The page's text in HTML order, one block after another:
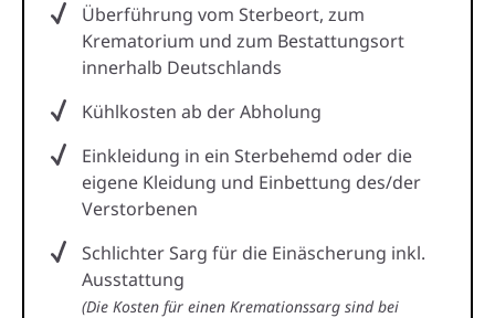
Überführung vom Sterbeort, zum
Krematorium und zum Bestattungsort
innerhalb Deutschlands
Kühlkosten ab der Abholung
Einkleidung in ein Sterbehemd oder die
eigene Kleidung und Einbettung des/der
Verstorbenen
Schlichter Sarg für die Einäscherung inkl.
Ausstattung
(Die Kosten für einen Kremationssarg sind bei